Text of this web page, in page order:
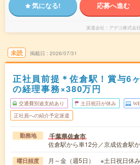
気になる! 応募へ進む
派遣会社 アデコ株式会社
未読 掲載日 2026/07/31
正社員前提＊佐倉駅！賞与6
の経理事務×380万円
交通費別途支給あり 土日祝日が休み
正社員への紹介予定派遣
勤務地 千葉県佐倉市
佐倉駅から車12分／京成佐倉駅
曜日頻度 月～金（週5日） ※土日祝日休み